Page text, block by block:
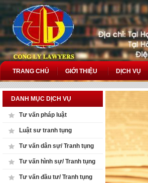
TRANG CHỦ GIỚI THIỆU DỊCH VỤ
DANH MỤC DỊCH VỤ
Tư vấn pháp luật
Luật sư tranh tụng
Tư vấn dân sự/ Tranh tụng
Tư vấn hình sự/ Tranh tụng
Tư vấn đầu tư/ Tranh tụng